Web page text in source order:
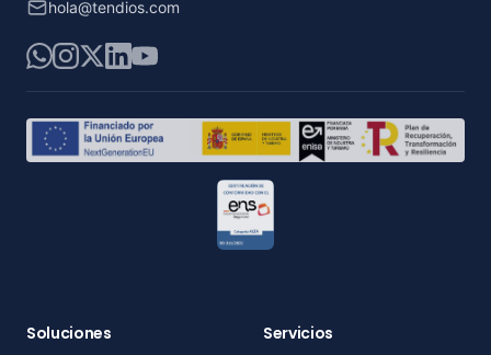
hola@tendios.com
WhatsApp
Instagram
X LinkedIn
YouTube
Soluciones Servicios